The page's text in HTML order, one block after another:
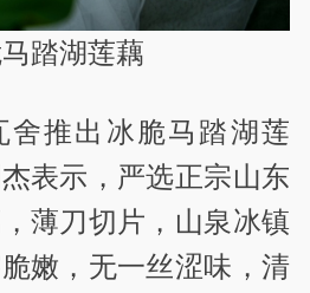
踏湖莲藕
舍推出冰脆马踏湖莲
表示，严选正宗山东
薄刀切片，山泉冰镇
嫩，无一丝涩味，清